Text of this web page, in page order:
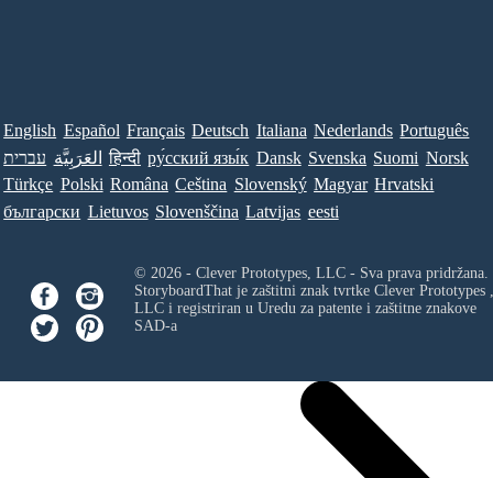
English Español Français Deutsch Italiana Nederlands Português
עברית العَرَبِيَّة हिन्दी ру́сский язы́к Dansk Svenska Suomi Norsk
Türkçe Polski Româna Ceština Slovenský Magyar Hrvatski
български Lietuvos Slovenščina Latvijas eesti
© 2026 - Clever Prototypes, LLC - Sva prava pridržana.
StoryboardThat je zaštitni znak tvrtke Clever Prototypes ,
LLCi registriran u Uredu za patente i zaštitne znakove
SAD-a